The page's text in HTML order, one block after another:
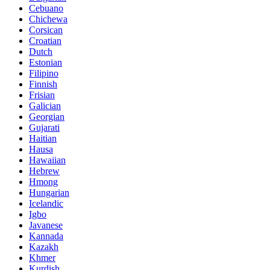
Cebuano
Chichewa
Corsican
Croatian
Dutch
Estonian
Filipino
Finnish
Frisian
Galician
Georgian
Gujarati
Haitian
Hausa
Hawaiian
Hebrew
Hmong
Hungarian
Icelandic
Igbo
Javanese
Kannada
Kazakh
Khmer